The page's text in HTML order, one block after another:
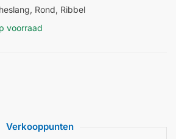
Rond, Ribbel
voorraad
Verkooppunten